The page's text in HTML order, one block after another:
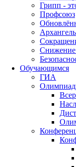
Грипп -
Профсоюз
Снижение
Обучающимся
ГИА